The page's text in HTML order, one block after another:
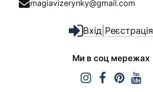
magiavizerynky@gmail.com
Вхід Реєстрація
Ми в соц мережах